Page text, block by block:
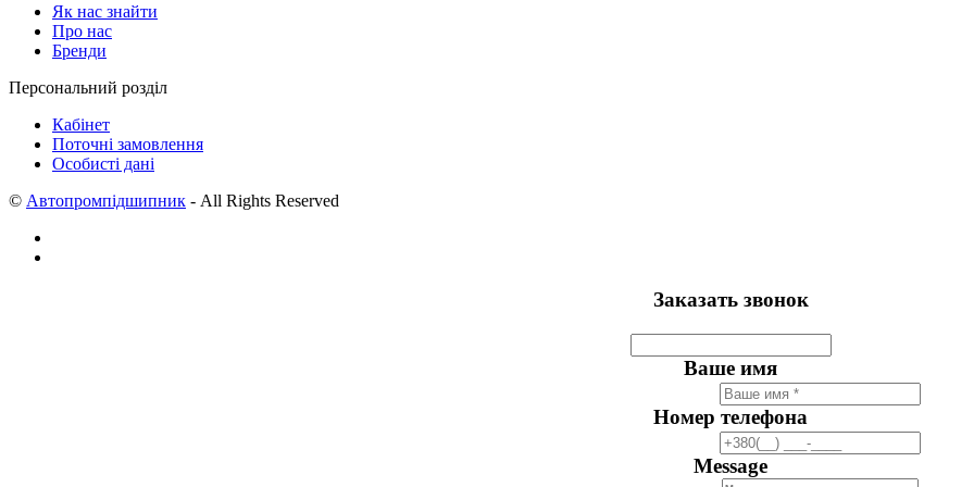
Як нас знайти
Про нас
Бренди
Персональний розділ
Кабінет
Поточні замовлення
Особисті дані
© Автопромпідшипник - All Rights Reserved
Заказать звонок
Ваше имя
Номер телефона
Message